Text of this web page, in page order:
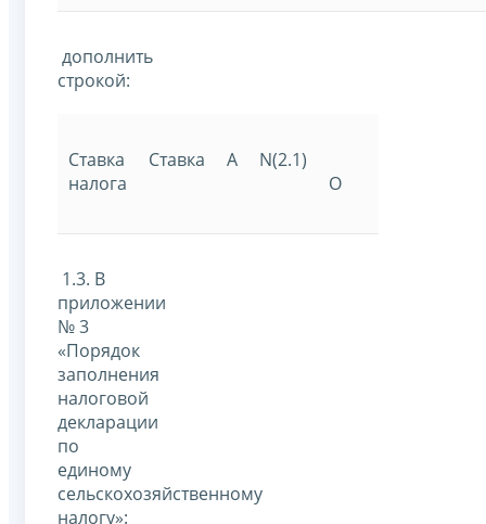
дополнить
строкой:
Ставка
налога
Ставка A
N(2.1)
О
1.3. В
приложении
№ 3
«Порядок
заполнения
налоговой
декларации
по
единому
сельскохозяйственному
налогу»: